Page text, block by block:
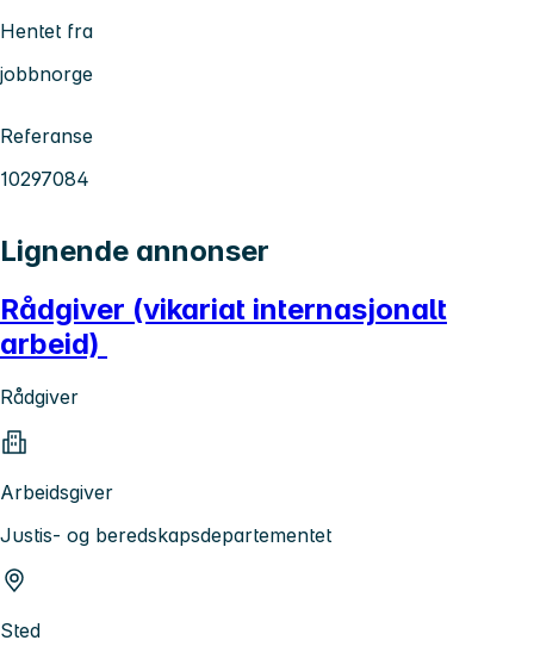
Hentet fra
jobbnorge
Referanse
10297084
Lignende annonser
Rådgiver (vikariat internasjonalt
arbeid)
Rådgiver
Arbeidsgiver
Justis- og beredskapsdepartementet
Sted